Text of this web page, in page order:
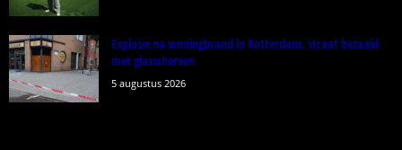
Explosie na woningbrand in Rotterdam, straat bezaaid
met glasscherven
5 augustus 2026